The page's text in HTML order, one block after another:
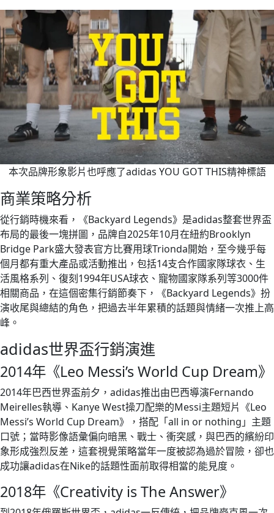
本次品牌形象影片也呼應了adidas YOU GOT THIS精神標語
商業策略分析
從行銷時機來看，《Backyard Legends》是adidas整套世界盃
布局的最後一塊拼圖，品牌自2025年10月在紐約Brooklyn
Bridge Park盛大發表官方比賽用球Trionda開始，至今幾乎每
個月都有重大產品或活動推出，包括14支合作國家隊球衣、生
活風格系列、復刻1994年USA球衣、寵物國家隊系列等3000件
相關商品，在這個密集行銷節奏下，《Backyard Legends》扮
演收尾與總結的角色，把過去半年累積的話題與情緒一次推上高
峰。
adidas世界盃行銷演進
2014年《Leo Messi’s World Cup Dream》
2014年巴西世界盃前夕，adidas推出由巴西導演Fernando
Meirelles執導、Kanye West操刀配樂的Messi主題短片《Leo
Messi’s World Cup Dream》，搭配「all in or nothing」主題
口號；當時影像語彙偏向暗黑、戰士、衝突感，與巴西的繽紛印
象形成強烈反差，這套視覺策略當年一度被認為過於冒險，卻也
成功讓adidas在Nike的話題性面前取得相當的能見度。
2018年《Creativity is The Answer》